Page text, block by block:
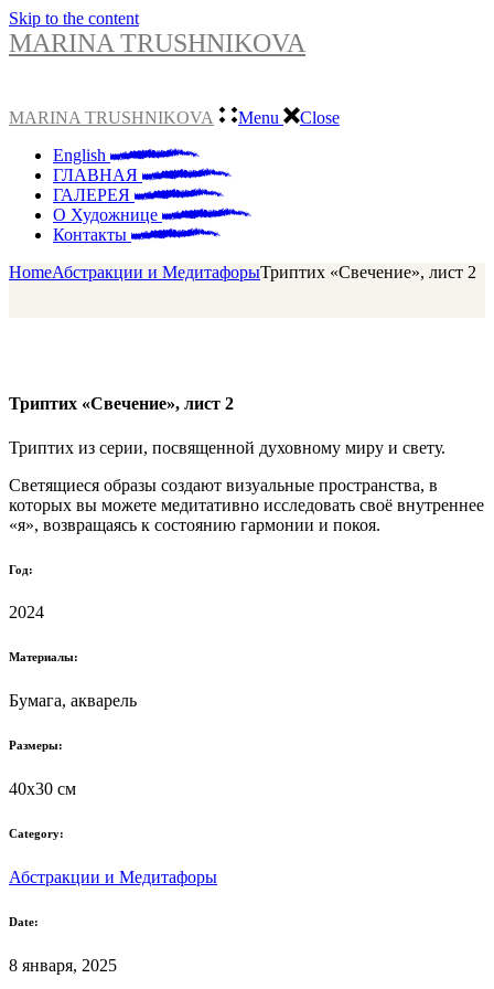
Skip to the content
MARINA TRUSHNIKOVA
MARINA TRUSHNIKOVA Menu
Close
English
ГЛАВНАЯ
ГАЛЕРЕЯ
О Художнице
Контакты
HomeАбстракции и МедитафорыТриптих «Свечение», лист 2
Триптих «Свечение», лист 2
Триптих из серии, посвященной духовному миру и свету.
Светящиеся образы создают визуальные пространства, в
которых вы можете медитативно исследовать своё внутреннее
«я», возвращаясь к состоянию гармонии и покоя.
Год:
2024
Материалы:
Бумага, акварель
Размеры:
40x30 см
Category:
Абстракции и Медитафоры
Date:
8 января, 2025